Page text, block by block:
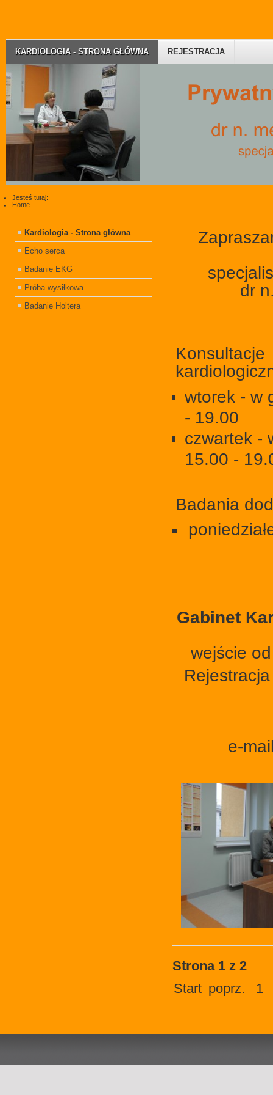
KARDIOLOGIA - STRONA GŁÓWNA REJESTRACJA
Jesteś tutaj:
Home
Kardiologia - Strona główna
Echo serca
Badanie EKG
Próba wysiłkowa
Badanie Holtera
dr
Konsultacje
wtorek - w
- 19.00
czwartek -
15.00 -
Badania
Gabinet
wejście
e-
Strona 1 z 2
Start poprz. 1